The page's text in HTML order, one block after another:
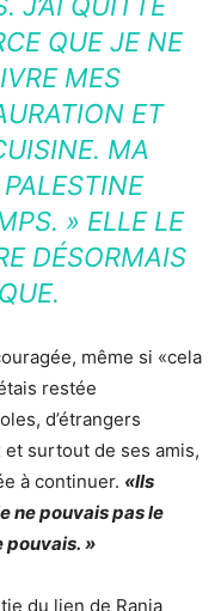
J’AI QUITTÉ
QUE JE NE
MES
ET
MA
» ELLE LE
DÉSORMAIS
même si «cela
restée
d’étrangers
surtout de ses amis,
à continuer. «Ils
ne pouvais pas le
pouvais. »
du lien de Rania